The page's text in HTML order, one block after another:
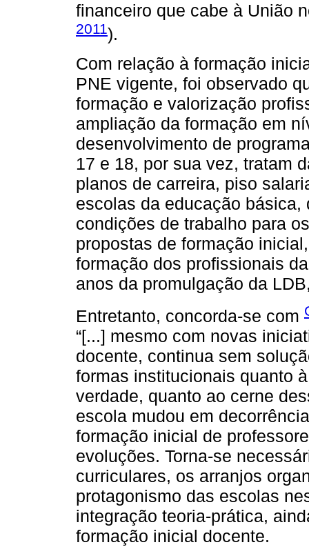
financeiro que cabe à União
2011).
Com relação à formação
PNE vigente, foi observado
formação e valorização
ampliação da formação em
desenvolvimento de
17 e 18, por sua vez, tratam
planos de carreira, piso
escolas da educação
condições de trabalho para
propostas de formação
formação dos profissionais
anos da promulgação da
Entretanto, concorda-se com
“[...] mesmo com novas
docente, continua sem
formas institucionais quanto
verdade, quanto ao cerne
escola mudou em
formação inicial de
evoluções. Torna-se
curriculares, os arranjos
protagonismo das escolas
integração teoria-prática,
formação inicial docente.